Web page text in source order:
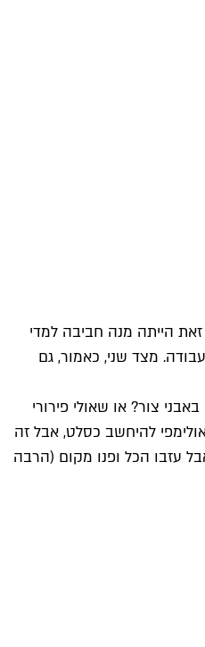
הייתה מנה חביבה למדי
מצד שני, כאמור, גם
צור? או שאולי פירורי
להיחשב כסלט, אבל זה
עזבו הכל ופנו מקום (הרבה